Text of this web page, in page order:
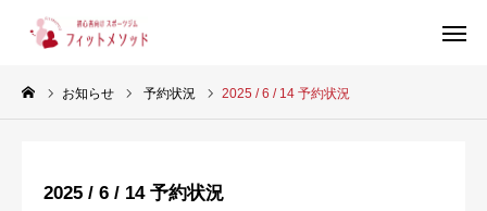
お知らせ 予約状況 2025 / 6 / 14 予約状況
2025 / 6 / 14 予約状況
当ジムについて